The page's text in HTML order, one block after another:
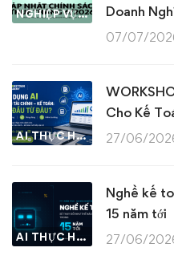
NGHIỆP VỤ KẾ TOÁN & THUẾ
Doanh
07/07/
AI THỰC HÀNH
Cho Kế
27/06/
AI THỰC HÀNH
Nghề kế
15 năm tới
27/06/